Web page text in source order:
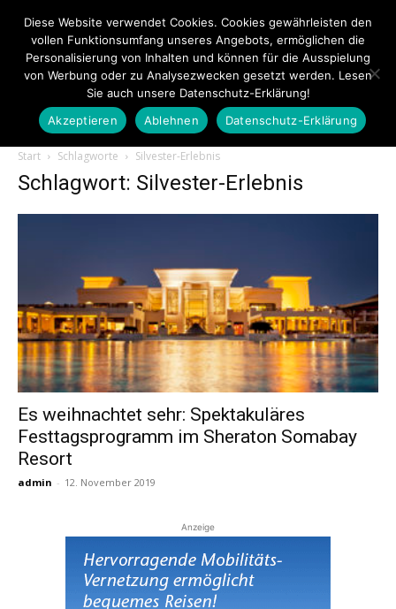
Touristiknews.de
Touristiknews
und
Reiseempfehlungen.
Start Schlagworte Silvester-Erlebnis
Schlagwort: Silvester-Erlebnis
Es weihnachtet sehr: Spektakuläres
Festtagsprogramm im Sheraton Somabay
Resort
admin - 12. November 2019
Anzeige
Diese Website verwendet Cookies. Cookies gewährleisten den
vollen Funktionsumfang unseres Angebots, ermöglichen die
Personalisierung von Inhalten und können für die Ausspielung
von Werbung oder zu Analysezwecken gesetzt werden. Lesen
Sie auch unsere Datenschutz-Erklärung!
Akzeptieren
Ablehnen Datenschutz-Erklärung